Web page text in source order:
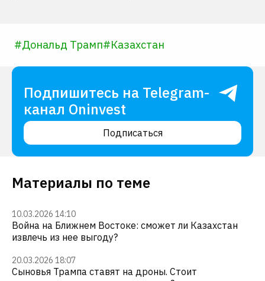
#Дональд Трамп#Казахстан
Подпишитесь на Telegram-
канал Oninvest
Подписаться
Материалы по теме
10.03.2026 14:10
Война на Ближнем Востоке: сможет ли Казахстан
извлечь из нее выгоду?
20.03.2026 18:07
Сыновья Трампа ставят на дроны. Стоит